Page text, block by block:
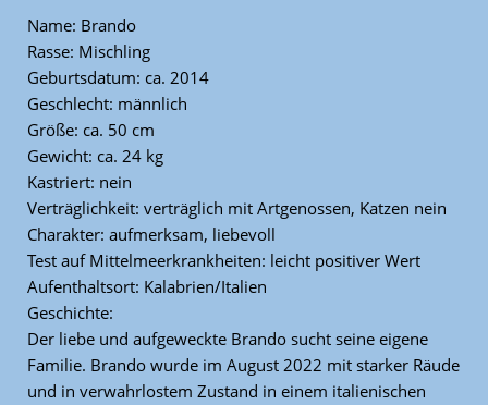
Name: Brando
Rasse: Mischling
Geburtsdatum: ca. 2014
Geschlecht: männlich
Größe: ca. 50 cm
Gewicht: ca. 24 kg
Kastriert: nein
Verträglichkeit: verträglich mit Artgenossen, Katzen nein
Charakter: aufmerksam, liebevoll
Test auf Mittelmeerkrankheiten: leicht positiver Wert
Aufenthaltsort: Kalabrien/Italien
Geschichte:
Der liebe und aufgeweckte Brando sucht seine eigene
Familie. Brando wurde im August 2022 mit starker Räude
und in verwahrlostem Zustand in einem italienischen